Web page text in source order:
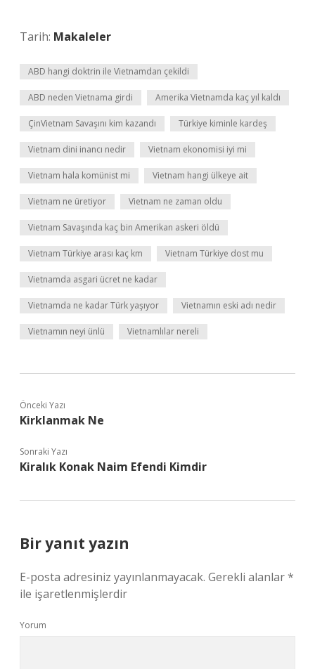
Tarih: Makaleler
ABD hangi doktrin ile Vietnamdan çekildi
ABD neden Vietnama girdi Amerika Vietnamda kaç yıl kaldı
ÇinVietnam Savaşını kim kazandı Türkiye kiminle kardeş
Vietnam dini inancı nedir Vietnam ekonomisi iyi mi
Vietnam hala komünist mi Vietnam hangi ülkeye ait
Vietnam ne üretiyor Vietnam ne zaman oldu
Vietnam Savaşında kaç bin Amerikan askeri öldü
Vietnam Türkiye arası kaç km Vietnam Türkiye dost mu
Vietnamda asgari ücret ne kadar
Vietnamda ne kadar Türk yaşıyor Vietnamın eski adı nedir
Vietnamın neyi ünlü Vietnamlılar nereli
Önceki Yazı
Kirklanmak Ne
Sonraki Yazı
Kiralık Konak Naim Efendi Kimdir
Bir yanıt yazın
E-posta adresiniz yayınlanmayacak. Gerekli alanlar*
ile işaretlenmişlerdir
Yorum